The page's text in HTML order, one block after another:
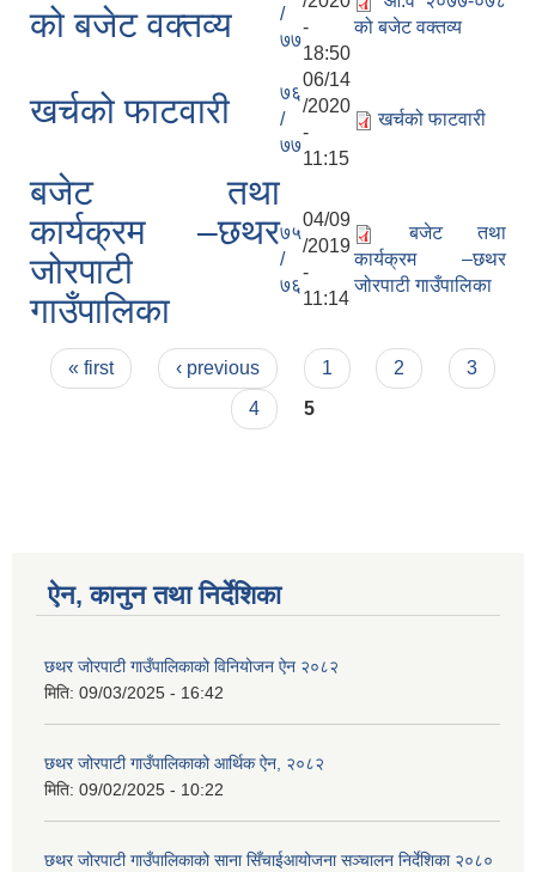
को बजेट वक्तव्य
/
७७
-
18:50
को बजेट वक्तव्य
खर्चको फाटवारी
७६
/
७७
06/14
/2020
-
11:15
खर्चको फाटवारी
बजेट तथा
कार्यक्रम –छथर
जोरपाटी
गाउँपालिका
७५
/
७६
04/09
/2019
-
11:14
बजेट तथा
कार्यक्रम –छथर
जोरपाटी गाउँपालिका
Pages
« first ‹ previous 1 2
3
4
5
ऐन, कानुन तथा निर्देशिका
छथर जोरपाटी गाउँपालिकाको विनियोजन ऐन २०८२
मिति: 09/03/2025 - 16:42
छथर जोरपाटी गाउँपालिकाको आर्थिक ऐन, २०८२
मिति: 09/02/2025 - 10:22
छथर जोरपाटी गाउँपालिकाको साना सिँचाईआयोजना सञ्चालन निर्देशिका २०८०